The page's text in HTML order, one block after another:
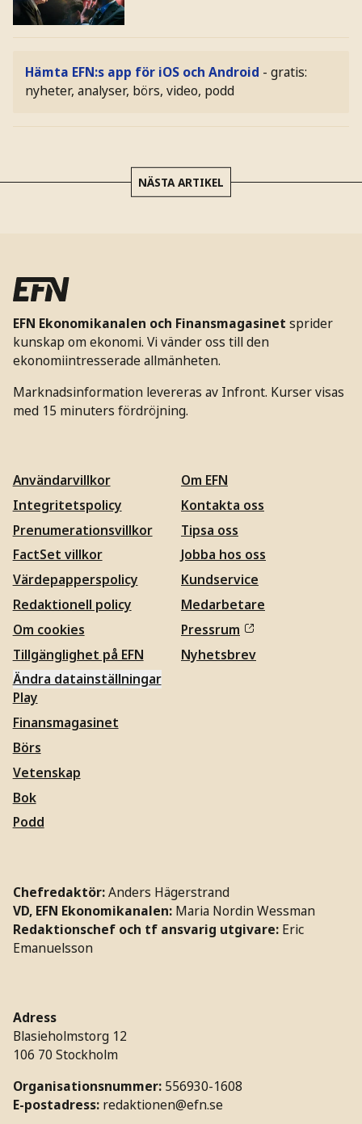
Hämta EFN:s app för iOS och Android - gratis:
nyheter, analyser, börs, video, podd
NÄSTA ARTIKEL
EFN Ekonomikanalen och Finansmagasinet sprider
kunskap om ekonomi. Vi vänder oss till den
ekonomiintresserade allmänheten.
Marknadsinformation levereras av Infront. Kurser visas
med 15 minuters fördröjning.
Användarvillkor
Integritetspolicy
Prenumerationsvillkor
FactSet villkor
Värdepapperspolicy
Redaktionell policy
Om cookies
Tillgänglighet på EFN
Ändra datainställningar
Om EFN
Kontakta oss
Tipsa oss
Jobba hos oss
Kundservice
Medarbetare
Pressrum
Nyhetsbrev
Play
Finansmagasinet
Börs
Vetenskap
Bok
Podd
Chefredaktör:Anders Hägerstrand
VD, EFN Ekonomikanalen: Maria Nordin Wessman
Redaktionschef och tf ansvarig utgivare: Eric
Emanuelsson
Adress
Blasieholmstorg 12
106 70 Stockholm
Organisationsnummer: 556930-1608
E-postadress: redaktionen@efn.se